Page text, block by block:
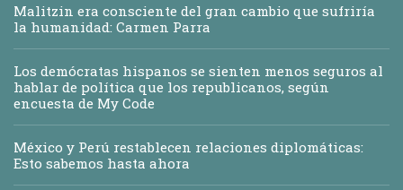
Malitzin era consciente del gran cambio que sufriría
la humanidad: Carmen Parra
Los demócratas hispanos se sienten menos seguros al
hablar de política que los republicanos, según
encuesta de My Code
México y Perú restablecen relaciones diplomáticas:
Esto sabemos hasta ahora